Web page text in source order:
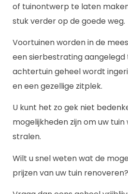
of tuinontwerp te laten
stuk verder op de goede weg.
Voortuinen worden in de
een sierbestrating aangelegd
achtertuin geheel wordt
en een gezellige zitplek.
U kunt het zo gek niet
mogelijkheden zijn om uw
stralen.
Wilt u snel weten wat de
prijzen van uw tuin renoveren?